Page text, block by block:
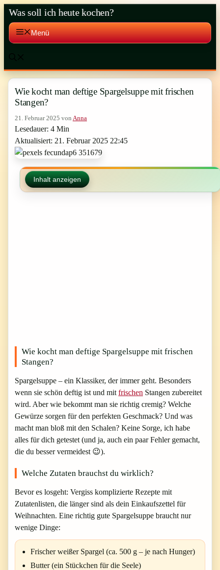
Zum
Inhalt
springen
Was soll ich heute kochen?
Menü
Wie kocht man deftige Spargelsuppe mit frischen
Stangen?
21. Februar 2025 von Anna
Lesedauer: 4 Min
Aktualisiert: 21. Februar 2025 22:45
Inhalt anzeigen
Wie kocht man deftige Spargelsuppe mit frischen
Stangen?
Spargelsuppe – ein Klassiker, der immer geht. Besonders
wenn sie schön deftig ist und mit frischen Stangen zubereitet
wird. Aber wie bekommt man sie richtig cremig? Welche
Gewürze sorgen für den perfekten Geschmack? Und was
macht man bloß mit den Schalen? Keine Sorge, ich habe
alles für dich getestet (und ja, auch ein paar Fehler gemacht,
die du besser vermeidest 😉).
Welche Zutaten brauchst du wirklich?
Bevor es losgeht: Vergiss komplizierte Rezepte mit
Zutatenlisten, die länger sind als dein Einkaufszettel für
Weihnachten. Eine richtig gute Spargelsuppe braucht nur
wenige Dinge:
Frischer weißer Spargel (ca. 500 g – je nach Hunger)
Butter(ein Stückchen für die Seele)